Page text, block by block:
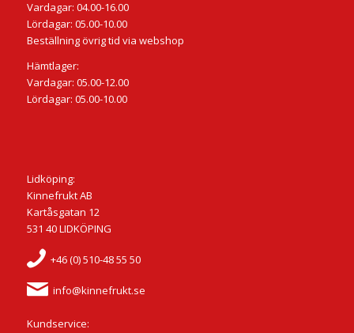
Vardagar: 04.00-16.00
Lördagar: 05.00-10.00
Beställning övrig tid via webshop
Hämtlager:
Vardagar: 05.00-12.00
Lördagar: 05.00-10.00
Lidköping:
Kinnefrukt AB
Kartåsgatan 12
531 40 LIDKÖPING
+46 (0) 510-48 55 50
info@kinnefrukt.se
Kundservice: